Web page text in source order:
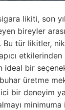
likiti, son
bireyler
Bu tür likitler,
etkilerinden
ideal bir
üretme
bir deneyim
minimuma